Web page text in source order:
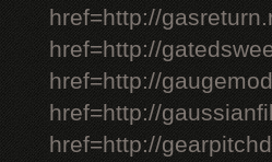
href=http://
href=http://
href=http://
href=http://
href=http://